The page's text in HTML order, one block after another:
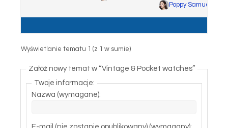
Poppy Samuels
Wyświetlanie tematu 1 (z 1 w sumie)
Załóż nowy temat w “Vintage & Pocket watches”
Twoje informacje:
Nazwa (wymagane):